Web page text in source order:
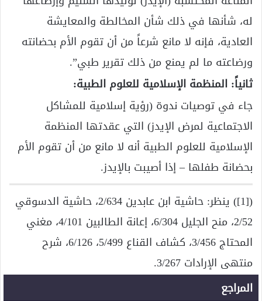
له، شأنها في ذلك شأن المخالطة والمعايشة
العادية، فإنه لا مانع شرعاً من أن تقوم الأم بحضانته
ورضاعته ما لم يمنع من ذلك تقرير طبي”.
ثانياً: المنظمة الإسلامية للعلوم الطبية:
جاء في توصيات ندوة (رؤية إسلامية للمشاكل
الاجتماعية لمرض الإيدز) التي عقدتها المنظمة
الإسلامية للعلوم الطبية أنه لا مانع من أن تقوم الأم
بحضانة طفلها – إذا أصيبت بالإيدز.
([1]) ينظر: حاشية ابن عابدين 2/634، حاشية الدسوقي
2/52، منح الجليل 6/304، إعانة الطالبين 4/101، مغني
المحتاج 3/456، كشاف القناع 5/499، 6/126، شرح
منتهى الإرادات 3/267.
المراجع